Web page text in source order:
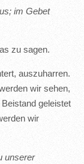
im Gebet
zu sagen.
auszuharren.
wir sehen,
geleistet
wir
unserer